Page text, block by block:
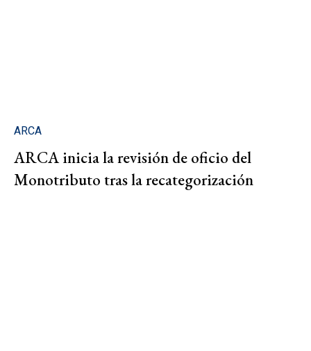
ARCA
ARCA inicia la revisión de oficio del
Monotributo tras la recategorización